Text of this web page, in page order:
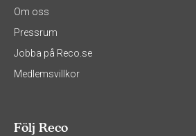
Om oss
Pressrum
Jobba på Reco.se
Medlemsvillkor
Följ Reco